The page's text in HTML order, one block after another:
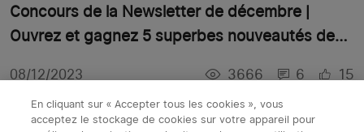
Concours de la Newsletter de décembre |
Ouvrez et gagnez 5 superbes nouveautés de
08/12/2023 3666 6 15
En cliquant sur « Accepter tous les cookies », vous
acceptez le stockage de cookies sur votre appareil pour